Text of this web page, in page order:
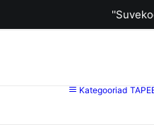
Kategooriad